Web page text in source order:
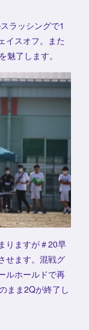
ラッシングで1
イスオフ。また
魅了します。
りますが＃20早
せます。混戦グ
ルホールドで再
まま2Qが終了し